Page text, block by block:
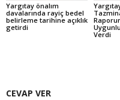
Yargıtay önalım
davalarında rayiç bedel
belirleme tarihine açıklık
getirdi
Verdi
CEVAP VER